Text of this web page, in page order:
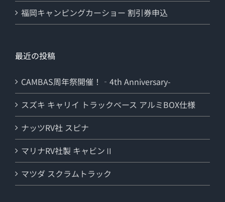
福岡キャンピングカーショー 割引券申込
最近の投稿
CAMBAS周年祭開催！‐4th Anniversary-
スズキ キャリイ トラックベース アルミBOX仕様
ナッツRV社 スピナ
マリナRV社製 キャビンⅡ
マツダ スクラムトラック